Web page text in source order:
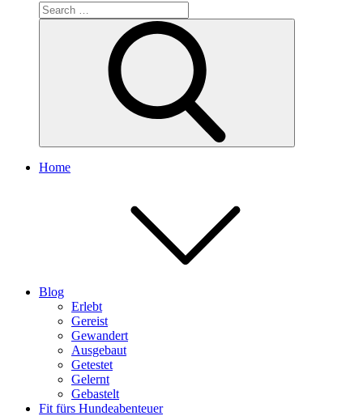
Search
for:
Home
Blog
Erlebt
Gereist
Gewandert
Ausgebaut
Getestet
Gelernt
Gebastelt
Fit fürs Hundeabenteuer